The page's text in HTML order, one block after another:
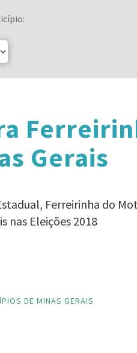
Gerais
Ferreirinha do
nas Eleições 2018
DE MINAS GERAIS